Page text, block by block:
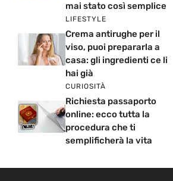
mai stato così semplice
LIFESTYLE
Crema antirughe per il
viso, puoi prepararla a
casa: gli ingredienti ce li
hai già
CURIOSITÀ
Richiesta passaporto
online: ecco tutta la
procedura che ti
semplificherà la vita